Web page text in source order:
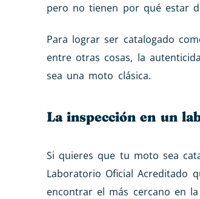
pero no tienen por qué estar
Para lograr ser catalogado
entre otras cosas, la
sea una moto clásica.
La inspección en un
Si quieres que tu moto sea
Laboratorio Oficial Acreditado
encontrar el más cercano en